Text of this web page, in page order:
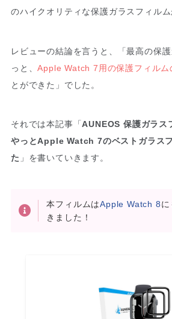
のハイクオリティな保護ガラスフィルム
レビューの結論を言うと、「最高の保
っと、Apple Watch 7用の保護フィルム
とができた」でした。
それでは本記事「AUNEOS 保護ガラス
やっとApple Watch 7のベストガラス
た 」を書いていきます。
本フィルムはApple Watch 8
きました！